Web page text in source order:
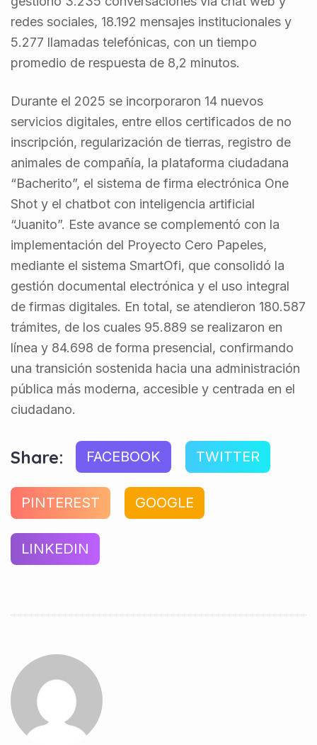
redes sociales, 18.192 mensajes institucionales y
5.277 llamadas telefónicas, con un tiempo
promedio de respuesta de 8,2 minutos.
Durante el 2025 se incorporaron 14 nuevos
servicios digitales, entre ellos certificados de no
inscripción, regularización de tierras, registro de
animales de compañía, la plataforma ciudadana
“Bacherito”, el sistema de firma electrónica One
Shot y el chatbot con inteligencia artificial
“Juanito”. Este avance se complementó con la
implementación del Proyecto Cero Papeles,
mediante el sistema SmartOfi, que consolidó la
gestión documental electrónica y el uso integral
de firmas digitales. En total, se atendieron 180.587
trámites, de los cuales 95.889 se realizaron en
línea y 84.698 de forma presencial, confirmando
una transición sostenida hacia una administración
pública más moderna, accesible y centrada en el
ciudadano.
Share: FACEBOOK TWITTER
PINTEREST GOOGLE
LINKEDIN